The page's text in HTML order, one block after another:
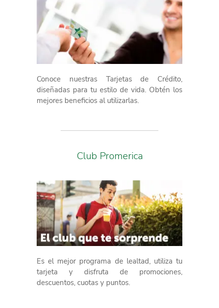
Conoce nuestras Tarjetas de Crédito,
diseñadas para tu estilo de vida. Obtén los
mejores beneficios al utilizarlas.
Club Promerica
Es el mejor programa de lealtad, utiliza tu
tarjeta y disfruta de promociones,
descuentos, cuotas y puntos.